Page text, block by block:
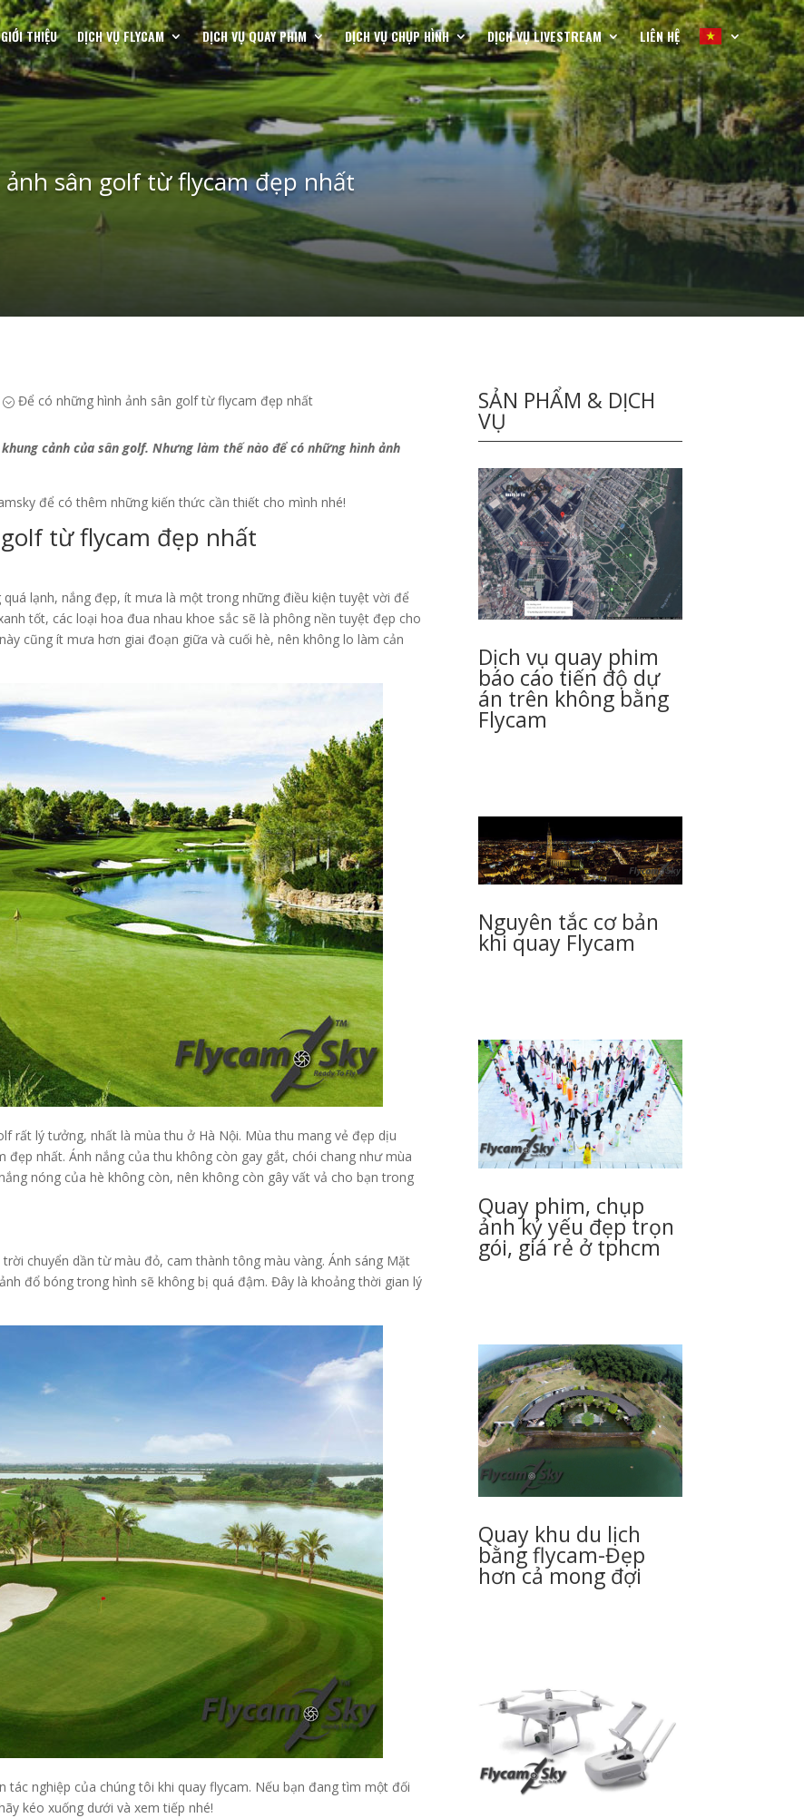
GIỚI THIỆU DỊCH VỤ FLYCAM DỊCH VỤ QUAY PHIM DỊCH VỤ CHỤP HÌNH DỊCH VỤ LIVESTREAM LIÊN HỆ
sân golf từ flycam đẹp nhất
Để có những hình ảnh sân golf từ flycam đẹp nhất
cảnh của sân golf. Nhưng làm thế nào để có những hình ảnh
để có thêm những kiến thức cần thiết cho mình nhé!
từ flycam đẹp nhất
lạnh, nắng đẹp, ít mưa là một trong những điều kiện tuyệt vời để
tốt, các loại hoa đua nhau khoe sắc sẽ là phông nền tuyệt đẹp cho
cũng ít mưa hơn giai đoạn giữa và cuối hè, nên không lo làm cản
rất lý tưởng, nhất là mùa thu ở Hà Nội. Mùa thu mang vẻ đẹp dịu
nhất. Ánh nắng của thu không còn gay gắt, chói chang như mùa
nóng của hè không còn, nên không còn gây vất vả cho bạn trong
chuyển dần từ màu đỏ, cam thành tông màu vàng. Ánh sáng Mặt
đổ bóng trong hình sẽ không bị quá đậm. Đây là khoảng thời gian lý
nghiệp của chúng tôi khi quay flycam. Nếu bạn đang tìm một đối
kéo xuống dưới và xem tiếp nhé!
SẢN PHẨM & DỊCH
VỤ
Dịch vụ quay phim
báo cáo tiến độ dự
án trên không bằng
Flycam
Nguyên tắc cơ bản
khi quay Flycam
Quay phim, chụp
ảnh kỷ yếu đẹp trọn
gói, giá rẻ ở tphcm
Quay khu du lịch
bằng flycam-Đẹp
hơn cả mong đợi